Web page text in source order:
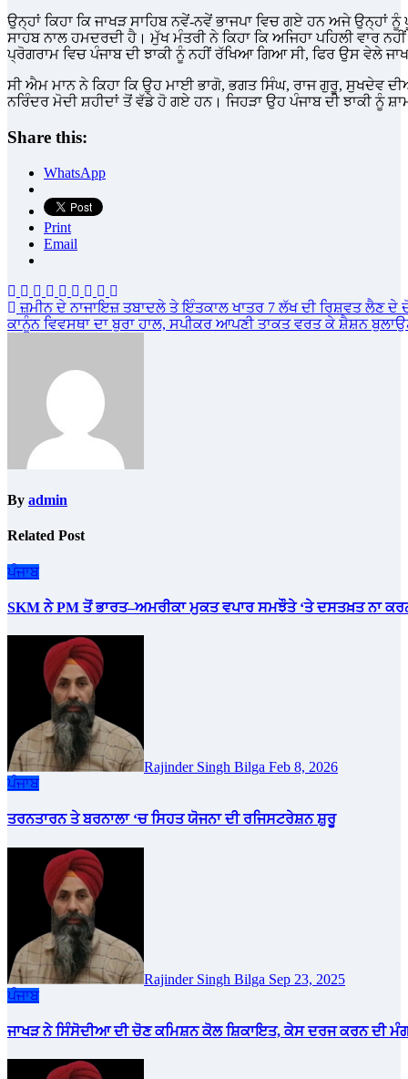
ਉਨ੍ਹਾਂ ਕਿਹਾ ਕਿ ਜਾਖੜ ਸਾਹਿਬ ਨਵੇਂ-ਨਵੇਂ ਭਾਜਪਾ ਵਿਚ ਗਏ ਹਨ ਅਜੇ ਉਨ੍ਹਾਂ
ਸਾਹਬ ਨਾਲ ਹਮਦਰਦੀ ਹੈ। ਮੁੱਖ ਮੰਤਰੀ ਨੇ ਕਿਹਾ ਕਿ ਅਜਿਹਾ ਪਹਿਲੀ ਵਾਰ
ਪ੍ਰੋਗਰਾਮ ਵਿਚ ਪੰਜਾਬ ਦੀ ਝਾਕੀ ਨੂੰ ਨਹੀਂ ਰੱਖਿਆ ਗਿਆ ਸੀ, ਫਿਰ ਉਸ ਵੇਲੇ
ਸੀ ਐਮ ਮਾਨ ਨੇ ਕਿਹਾ ਕਿ ਉਹ ਮਾਈ ਭਾਗੋ, ਭਗਤ ਸਿੰਘ, ਰਾਜ ਗੁਰੂ, ਸੁਖਦੇਵ
ਨਰਿੰਦਰ ਮੋਦੀ ਸ਼ਹੀਦਾਂ ਤੋਂ ਵੱਡੇ ਹੋ ਗਏ ਹਨ। ਜਿਹੜਾ ਉਹ ਪੰਜਾਬ ਦੀ ਝਾਕੀ ਨੂੰ
Share this:
WhatsApp
Print
Email
Post
navigation
ਜ਼ਮੀਨ ਦੇ ਨਾਜਾਇਜ਼ ਤਬਾਦਲੇ ਤੇ ਇੰਤਕਾਲ ਖਾਤਰ 7 ਲੱਖ ਦੀ ਰਿਸ਼ਵਤ ਲੈਣ ਦੇ
ਕਾਨੂੰਨ ਵਿਵਸਥਾ ਦਾ ਬੁਰਾ ਹਾਲ, ਸਪੀਕਰ ਆਪਣੀ ਤਾਕਤ ਵਰਤ ਕੇ ਸ਼ੈਸ਼ਨ
By admin
Related Post
ਪੰਜਾਬ
SKM ਨੇ PM ਤੋਂ ਭਾਰਤ–ਅਮਰੀਕਾ ਮੁਕਤ ਵਪਾਰ ਸਮਝੌਤੇ ‘ਤੇ ਦਸਤਖ਼ਤ ਨਾ
Rajinder Singh Bilga Feb 8, 2026
ਪੰਜਾਬ
ਤਰਨਤਾਰਨ ਤੇ ਬਰਨਾਲਾ ‘ਚ ਸਿਹਤ ਯੋਜਨਾ ਦੀ ਰਜਿਸਟਰੇਸ਼ਨ ਸ਼ੁਰੂ
Rajinder Singh Bilga Sep 23, 2025
ਪੰਜਾਬ
ਜਾਖੜ ਨੇ ਸਿੰਸੋਦੀਆ ਦੀ ਚੋਣ ਕਮਿਸ਼ਨ ਕੋਲ ਸ਼ਿਕਾਇਤ, ਕੇਸ ਦਰਜ ਕਰਨ ਦੀ